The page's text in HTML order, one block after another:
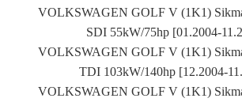
VOLKSWAGEN GOLF V (1K1)
SDI 55kW/75hp [01.2004-
VOLKSWAGEN GOLF V (1K1)
TDI 103kW/140hp [12.2004-
VOLKSWAGEN GOLF V (1K1)